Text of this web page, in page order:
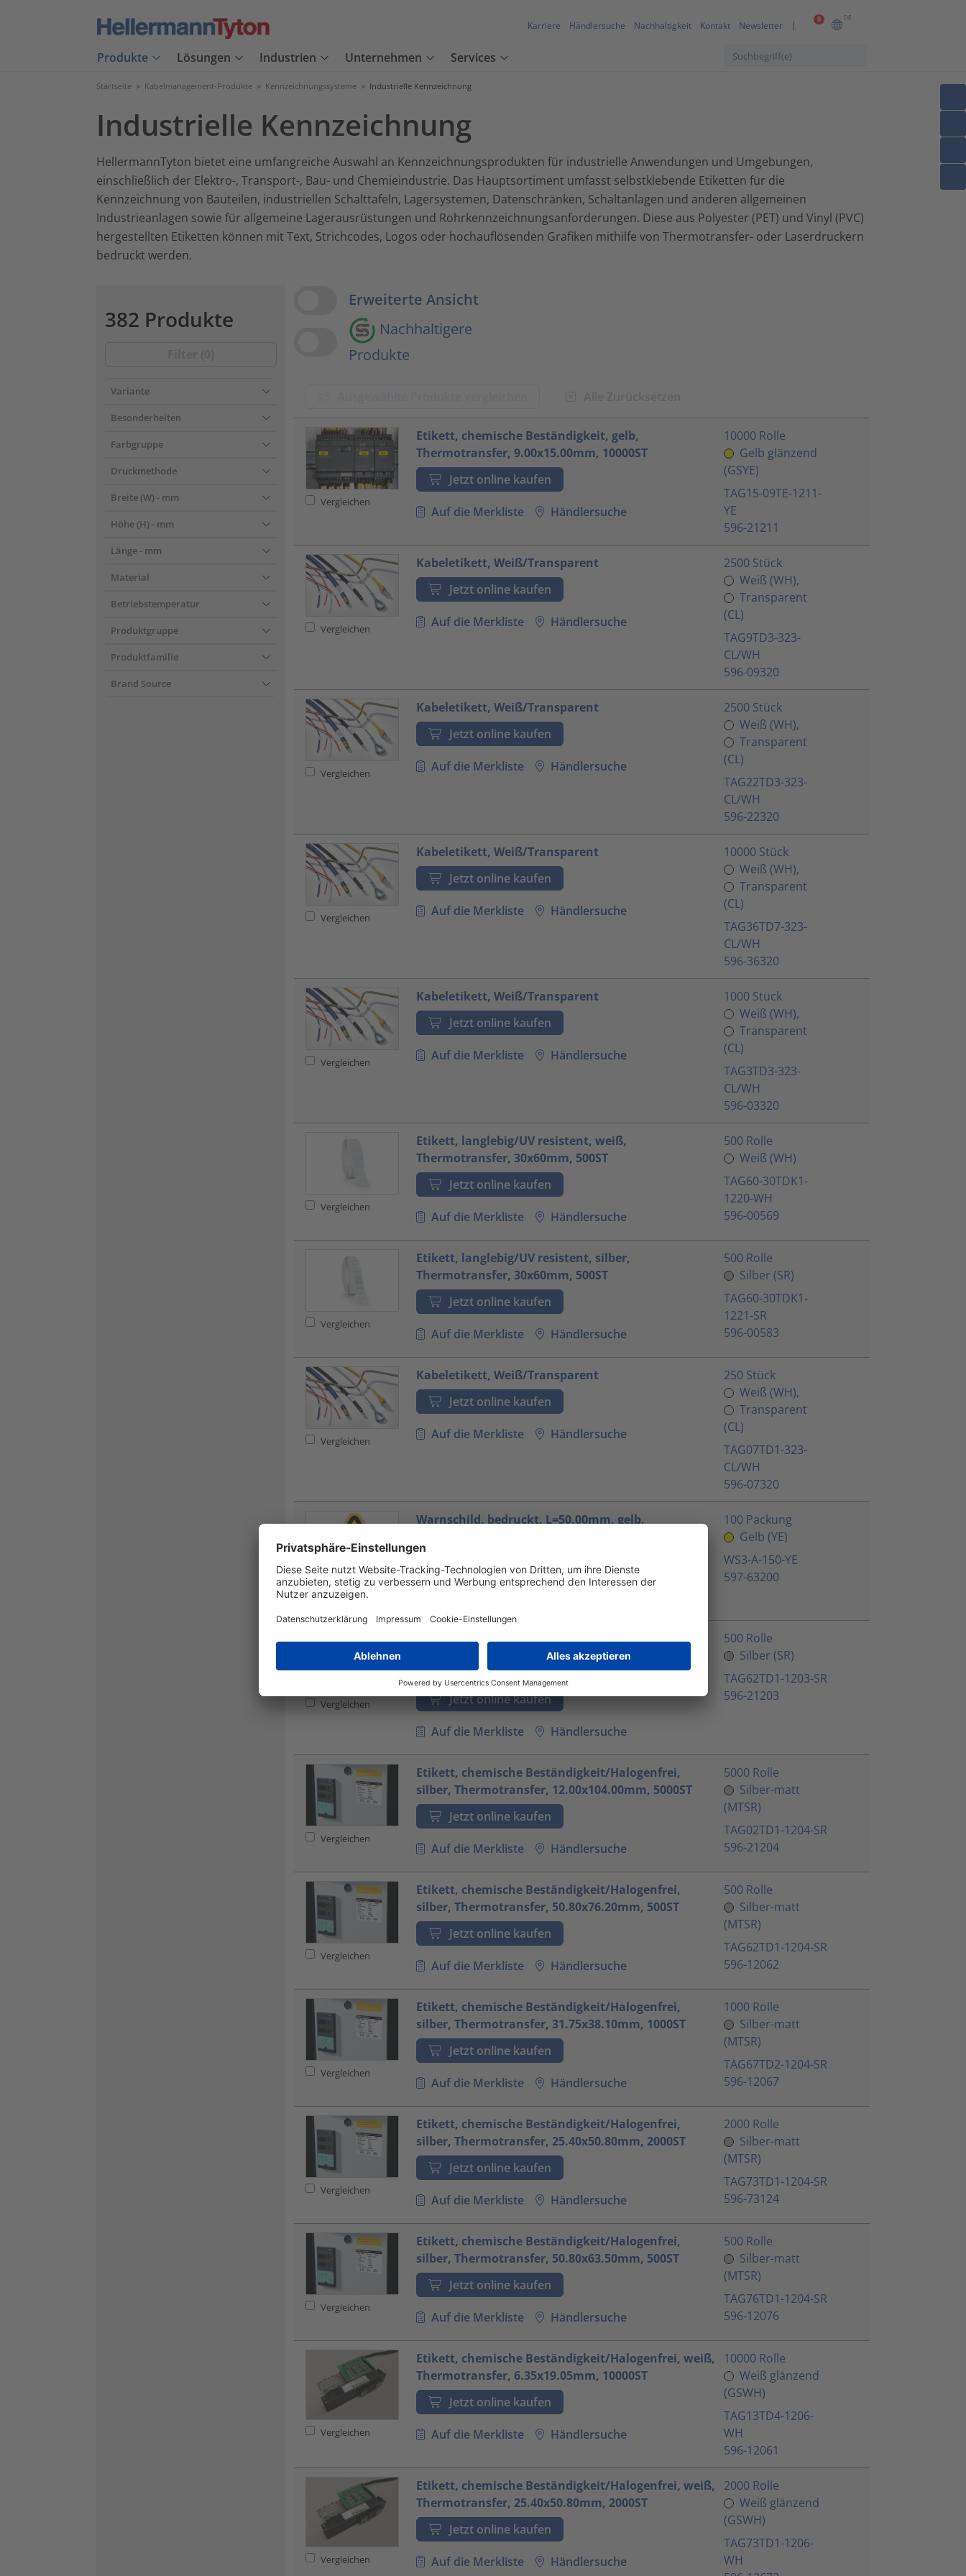
0 DE
Karriere Händlersuche Nachhaltigkeit Kontakt Newsletter
Produkte Lösungen Industrien Unternehmen Services
Startseite > Kabelmanagement-Produkte > Kennzeichnungssysteme > Industrielle Kennzeichnung
Industrielle Kennzeichnung
HellermannTyton bietet eine umfangreiche Auswahl an Kennzeichnungsprodukten für industrielle Anwendungen und Umgebungen,
einschließlich der Elektro-, Transport-, Bau- und Chemieindustrie. Das Hauptsortiment umfasst selbstklebende Etiketten für die
Kennzeichnung von Bauteilen, industriellen Schalttafeln, Lagersystemen, Datenschränken, Schaltanlagen und anderen allgemeinen
Industrieanlagen sowie für allgemeine Lagerausrüstungen und Rohrkennzeichnungsanforderungen. Diese aus Polyester (PET) und Vinyl (PVC)
hergestellten Etiketten können mit Text, Strichcodes, Logos oder hochauflösenden Grafiken mithilfe von Thermotransfer- oder Laserdruckern
bedruckt werden.
382 Produkte
Variante
Besonderheiten
Farbgruppe
Druckmethode
Breite (W) - mm
Höhe (H) - mm
Länge - mm
Material
Betriebstemperatur
Produktgruppe
Produktfamilie
Brand Source
View Options
Erweiterte Ansicht
Produkte
???product.list.title???
Vergleichen
Etikett, chemische Beständigkeit, gelb,
Thermotransfer, 9.00x15.00mm, 10000ST
Jetzt online kaufen
Auf die Merkliste Händlersuche
10000 Rolle
Gelb glänzend
(GSYE)
TAG15-09TE-1211-
YE
596-21211
Vergleichen
Kabeletikett, Weiß/Transparent
Jetzt online kaufen
Auf die Merkliste Händlersuche
2500 Stück
Weiß (WH),
Transparent
(CL)
TAG9TD3-323-
CL/WH
596-09320
Vergleichen
Kabeletikett, Weiß/Transparent
Jetzt online kaufen
Auf die Merkliste Händlersuche
2500 Stück
Weiß (WH),
Transparent
(CL)
TAG22TD3-323-
CL/WH
596-22320
Vergleichen
Kabeletikett, Weiß/Transparent
Jetzt online kaufen
Auf die Merkliste Händlersuche
10000 Stück
Weiß (WH),
Transparent
(CL)
TAG36TD7-323-
CL/WH
596-36320
Vergleichen
Kabeletikett, Weiß/Transparent
Jetzt online kaufen
Auf die Merkliste Händlersuche
1000 Stück
Weiß (WH),
Transparent
(CL)
TAG3TD3-323-
CL/WH
596-03320
Vergleichen
Etikett, langlebig/UV resistent, weiß,
Thermotransfer, 30x60mm, 500ST
Jetzt online kaufen
Auf die Merkliste Händlersuche
500 Rolle
Weiß (WH)
TAG60-30TDK1-
1220-WH
596-00569
Vergleichen
Etikett, langlebig/UV resistent, silber,
Thermotransfer, 30x60mm, 500ST
Jetzt online kaufen
Auf die Merkliste Händlersuche
500 Rolle
Silber (SR)
TAG60-30TDK1-
1221-SR
596-00583
Vergleichen
Kabeletikett, Weiß/Transparent
Jetzt online kaufen
Auf die Merkliste Händlersuche
250 Stück
Weiß (WH),
Transparent
(CL)
TAG07TD1-323-
CL/WH
596-07320
Warnschild, bedruckt, L=50.00mm, gelb,
Jetzt online kaufen
100 Packung
Gelb (YE)
WS3-A-150-YE
597-63200
Vergleichen
Etikett, manipulationssicher/chemische
Beständigkeit, silber, Thermotransfer,
50.80x76.20mm, 500ST
Jetzt online kaufen
Auf die Merkliste Händlersuche
500 Rolle
Silber (SR)
TAG62TD1-1203-SR
596-21203
Vergleichen
Etikett, chemische Beständigkeit/Halogenfrei,
silber, Thermotransfer, 12.00x104.00mm, 5000ST
Jetzt online kaufen
Auf die Merkliste Händlersuche
5000 Rolle
Silber-matt
(MTSR)
TAG02TD1-1204-SR
596-21204
Vergleichen
Etikett, chemische Beständigkeit/Halogenfrei,
silber, Thermotransfer, 50.80x76.20mm, 500ST
Jetzt online kaufen
Auf die Merkliste Händlersuche
500 Rolle
Silber-matt
(MTSR)
TAG62TD1-1204-SR
596-12062
Vergleichen
Etikett, chemische Beständigkeit/Halogenfrei,
silber, Thermotransfer, 31.75x38.10mm, 1000ST
Jetzt online kaufen
Auf die Merkliste Händlersuche
1000 Rolle
Silber-matt
(MTSR)
TAG67TD2-1204-SR
596-12067
Vergleichen
Etikett, chemische Beständigkeit/Halogenfrei,
silber, Thermotransfer, 25.40x50.80mm, 2000ST
Jetzt online kaufen
Auf die Merkliste Händlersuche
2000 Rolle
Silber-matt
(MTSR)
TAG73TD1-1204-SR
596-73124
Vergleichen
Etikett, chemische Beständigkeit/Halogenfrei,
silber, Thermotransfer, 50.80x63.50mm, 500ST
Jetzt online kaufen
Auf die Merkliste Händlersuche
500 Rolle
Silber-matt
(MTSR)
TAG76TD1-1204-SR
596-12076
Vergleichen
Etikett, chemische Beständigkeit/Halogenfrei, weiß,
Thermotransfer, 6.35x19.05mm, 10000ST
Jetzt online kaufen
Auf die Merkliste Händlersuche
10000 Rolle
Weiß glänzend
(GSWH)
TAG13TD4-1206-
WH
596-12061
Vergleichen
Etikett, chemische Beständigkeit/Halogenfrei, weiß,
Thermotransfer, 25.40x50.80mm, 2000ST
Jetzt online kaufen
Auf die Merkliste Händlersuche
2000 Rolle
Weiß glänzend
(GSWH)
TAG73TD1-1206-
WH